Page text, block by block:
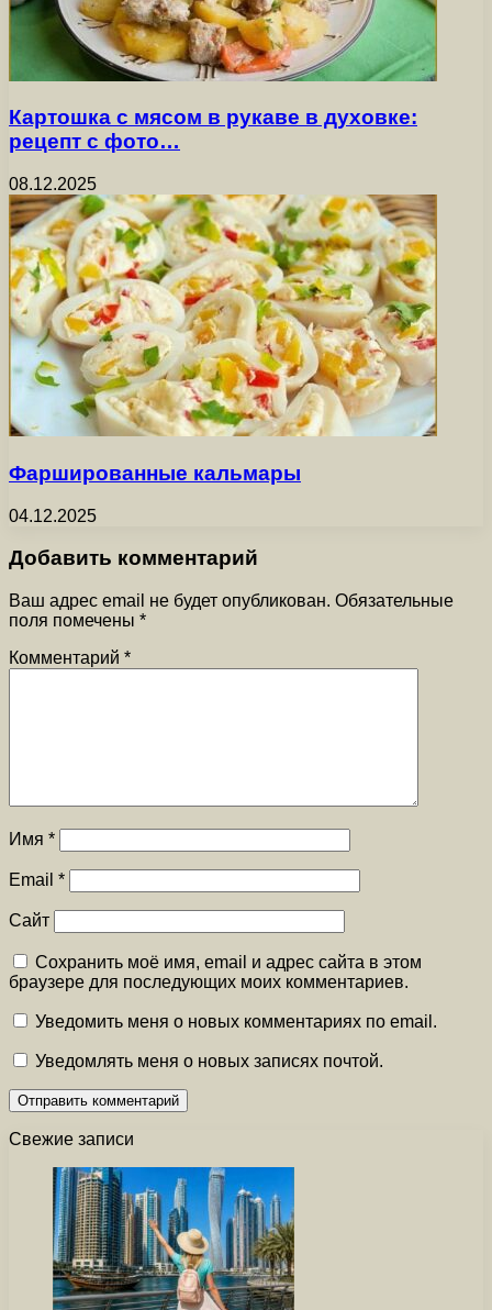
Картошка с мясом в рукаве в духовке:
рецепт с фото…
08.12.2025
Фаршированные кальмары
04.12.2025
Добавить комментарий
Ваш адрес email не будет опубликован. Обязательные
поля помечены *
Комментарий *
Имя *
Email *
Сайт
Сохранить моё имя, email и адрес сайта в этом
браузере для последующих моих комментариев.
Уведомить меня о новых комментариях по email.
Уведомлять меня о новых записях почтой.
Свежие записи